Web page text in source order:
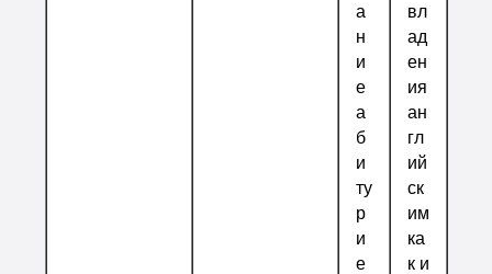
а
н
и
е
а
б
и
ту
р
и
е
вл
ад
ен
ия
ан
гл
ий
ск
им
ка
к и